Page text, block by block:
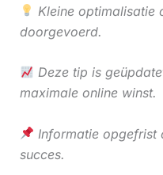
Kleine optimalisatie
doorgevoerd.
Deze tip is
maximale online winst.
Informatie
succes.